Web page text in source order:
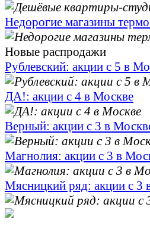
Недорогие магазины
Новые распродажи
Рублевский: акции с 5 в
ДА!: акции с 4 в Москве
Верный: акции с 3 в
Магнолия: акции с 3 в
Мясницкий ряд: акции с 3